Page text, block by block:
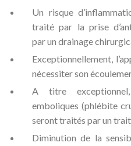
Un risque
traité par la prise
par un drainage
Exceptionnellement,
nécessiter son
A titre
emboliques (phlébite
seront traités par un
Diminution de la